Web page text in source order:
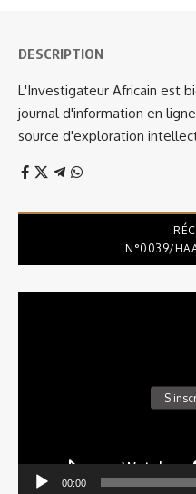
DESCRIPTION
L'Investigateur Africain est
journal d'information en
source d'exploration
N°0039/
00:00